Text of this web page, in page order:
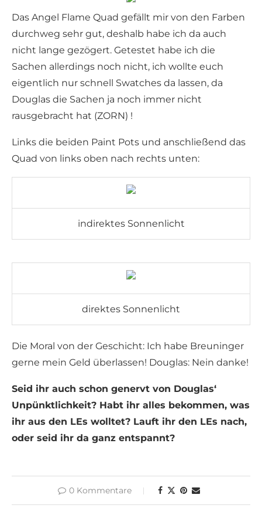
Das Angel Flame Quad gefällt mir von den Farben
durchweg sehr gut, deshalb habe ich da auch
nicht lange gezögert. Getestet habe ich die
Sachen allerdings noch nicht, ich wollte euch
eigentlich nur schnell Swatches da lassen, da
Douglas die Sachen ja noch immer nicht
rausgebracht hat (ZORN) !
Links die beiden Paint Pots und anschließend das
Quad von links oben nach rechts unten:
indirektes Sonnenlicht
direktes Sonnenlicht
Die Moral von der Geschicht: Ich habe Breuninger
gerne mein Geld überlassen! Douglas: Nein danke!
Seid ihr auch schon genervt von Douglas‘
Unpünktlichkeit? Habt ihr alles bekommen, was
ihr aus den LEs wolltet? Lauft ihr den LEs nach,
oder seid ihr da ganz entspannt?
0 Kommentare